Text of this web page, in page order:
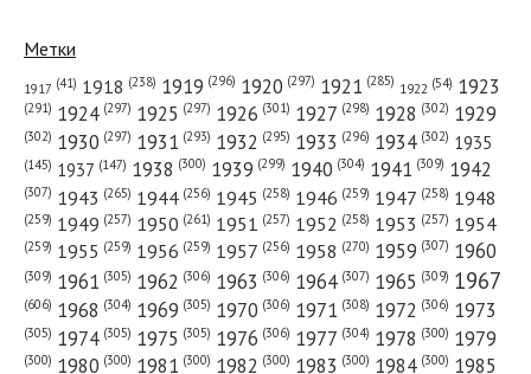
№ 111 от июня 1948 года — «Красный Север»
№ 201 от сентября 1981 года — «Красный Север»
Метки
1917 (41) 1918 (238) 1919 (296) 1920 (297) 1921 (285) 1922 (54) 1923
(291) 1924 (297) 1925 (297) 1926 (301) 1927 (298) 1928 (302) 1929
(302) 1930 (297) 1931 (293) 1932 (295) 1933 (296) 1934 (302) 1935
(145) 1937 (147) 1938 (300) 1939 (299) 1940 (304) 1941 (309) 1942
(307) 1943 (265) 1944 (256) 1945 (258) 1946 (259) 1947 (258) 1948
(259) 1949 (257) 1950 (261) 1951 (257) 1952 (258) 1953 (257) 1954
(259) 1955 (259) 1956 (259) 1957 (256) 1958 (270) 1959 (307) 1960
(309) 1961 (305) 1962 (306) 1963 (306) 1964 (307) 1965 (309) 1967
(606) 1968 (304) 1969 (305) 1970 (306) 1971 (308) 1972 (306) 1973
(305) 1974 (305) 1975 (305) 1976 (306) 1977 (304) 1978 (300) 1979
(300) 1980 (300) 1981 (300) 1982 (300) 1983 (300) 1984 (300) 1985